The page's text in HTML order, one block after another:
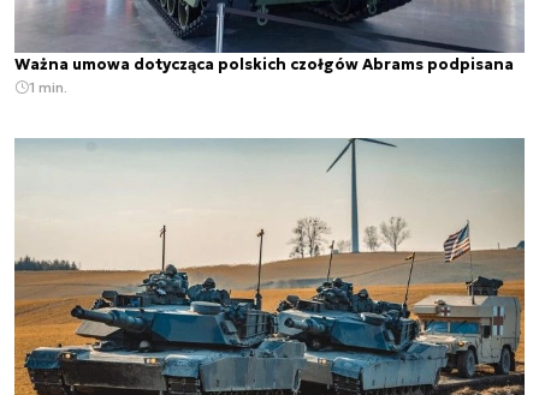
Ważna umowa dotycząca polskich czołgów Abrams podpisana
1 min.